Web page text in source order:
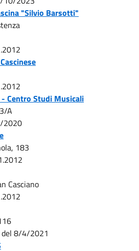
"Silvio Barsotti"
Centro Studi Musicali
A
2020
183
Casciano
del 8/4/2021